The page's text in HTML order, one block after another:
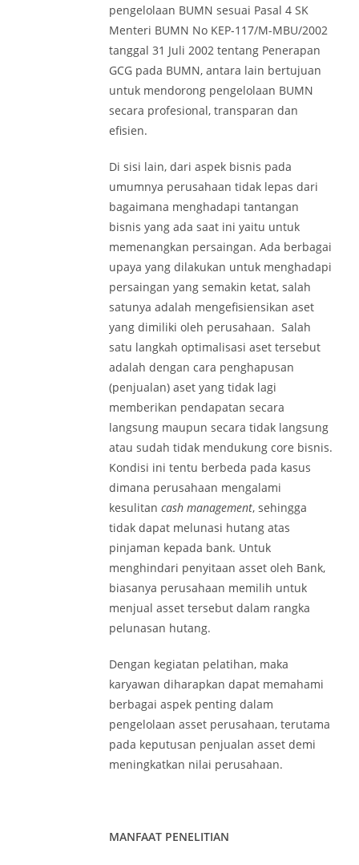
pengelolaan BUMN sesuai Pasal 4 SK
Menteri BUMN No KEP-117/M-MBU/2002
tanggal 31 Juli 2002 tentang Penerapan
GCG pada BUMN, antara lain bertujuan
untuk mendorong pengelolaan BUMN
secara profesional, transparan dan
efisien.
Di sisi lain, dari aspek bisnis pada
umumnya perusahaan tidak lepas dari
bagaimana menghadapi tantangan
bisnis yang ada saat ini yaitu untuk
memenangkan persaingan. Ada berbagai
upaya yang dilakukan untuk menghadapi
persaingan yang semakin ketat, salah
satunya adalah mengefisiensikan aset
yang dimiliki oleh perusahaan. Salah
satu langkah optimalisasi aset tersebut
adalah dengan cara penghapusan
(penjualan) aset yang tidak lagi
memberikan pendapatan secara
langsung maupun secara tidak langsung
atau sudah tidak mendukung core bisnis.
Kondisi ini tentu berbeda pada kasus
dimana perusahaan mengalami
kesulitancash management, sehingga
tidak dapat melunasi hutang atas
pinjaman kepada bank. Untuk
menghindari penyitaan asset oleh Bank,
biasanya perusahaan memilih untuk
menjual asset tersebut dalam rangka
pelunasan hutang.
Dengan kegiatan pelatihan, maka
karyawan diharapkan dapat memahami
berbagai aspek penting dalam
pengelolaan asset perusahaan, terutama
pada keputusan penjualan asset demi
meningkatkan nilai perusahaan.
MANFAAT PENELITIAN